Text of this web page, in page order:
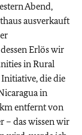
Abend,
ausverkauft
Erlös wir
in Rural
die die
in
entfernt von
– das wissen wir